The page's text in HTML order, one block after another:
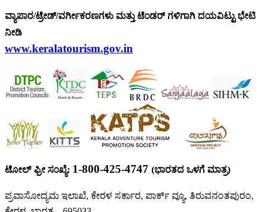
ವ್ಯಾಪಾರ/ಟ್ರೇಡ್/ವರ್ಗೀಕರಣಗಳು ಮತ್ತು ಟೆಂಡರ್ ಗಳಿಗಾಗಿ ದಯವಿಟ್ಟು ಭೇಟಿ
ನೀಡಿ
www.keralatourism.gov.in
ಟೋಲ್ ಫ್ರೀ ಸಂಖ್ಯೆ: 1-800-425-4747 (ಭಾರತದ ಒಳಗೆ ಮಾತ್ರ)
ಪ್ರವಾಸೋದ್ಯಮ ಇಲಾಖೆ, ಕೇರಳ ಸರ್ಕಾರ, ಪಾರ್ಕ್ ವ್ಯೂ, ತಿರುವನಂತಪುರಂ,